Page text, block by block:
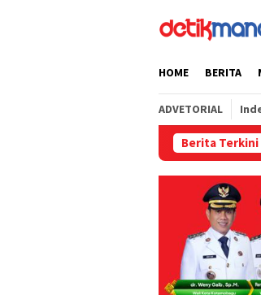
HOME BERITA
ADVETORIAL
Berita Terkini
Dukung Program